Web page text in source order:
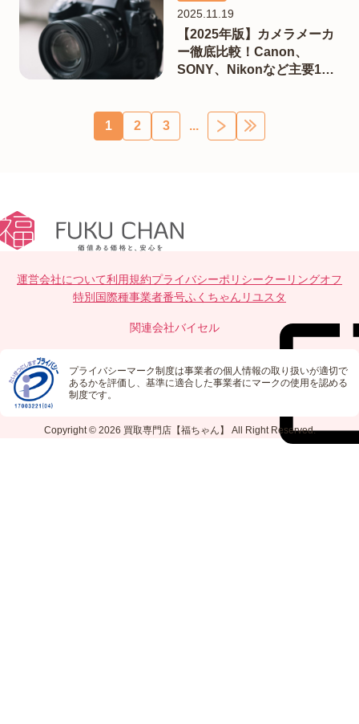
2025.11.19
【2025年版】カメラメーカ
ー徹底比較！Canon、
SONY、Nikonなど主要10
1 2 3 ...
運営会社について利用規約プライバシーポリシークーリングオフ
特別国際種事業者番号ふくちゃんリユスタ
関連会社バイセル
プライバシーマーク制度は事業者の個人情報の取り扱いが適切で
あるかを評価し、基準に適合した事業者にマークの使用を認める
制度です。
Copyright © 2026 買取専門店【福ちゃん】 All Right Reserved.